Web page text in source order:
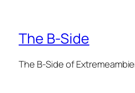
The B-Side
The B-Side of